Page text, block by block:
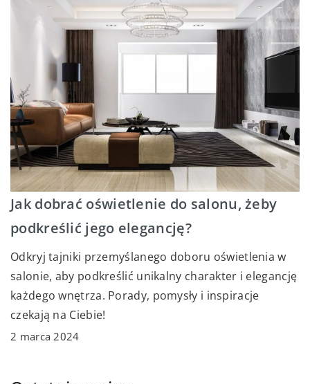
Jak dobrać oświetlenie do salonu, żeby
podkreślić jego elegancję?
Odkryj tajniki przemyślanego doboru oświetlenia w
salonie, aby podkreślić unikalny charakter i elegancję
każdego wnętrza. Porady, pomysły i inspiracje
czekają na Ciebie!
2 marca 2024